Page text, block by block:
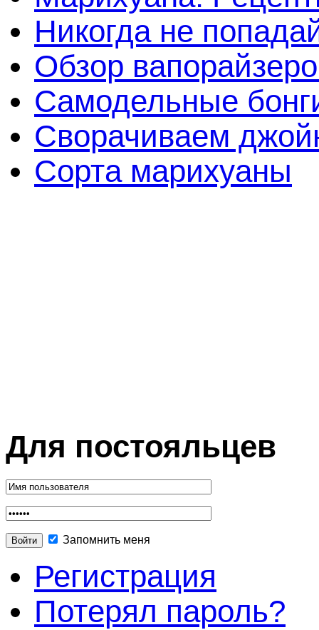
Никогда не
Обзор
Самодельные
Сворачиваем
Сорта марихуаны
Для постояльцев
Запомнить меня
Регистрация
Потерял пароль?